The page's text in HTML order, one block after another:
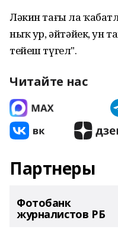
Ләкин тағы ла
ныҡ ҙур, әйтәйек, ун
тейеш түгел".
Читайте нас
Партнеры
Фотобанк
журналистов РБ